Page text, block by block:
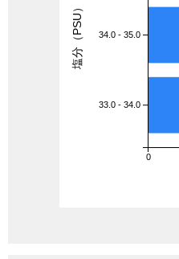
0
34.0 - 35.0
33.0 - 34.0
塩分（PSU）